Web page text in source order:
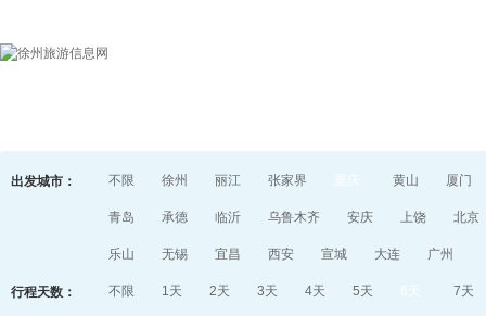
出发城市： 不限 徐州 丽江 张家界 黄山 厦门
青岛 承德 临沂 乌鲁木齐 安庆 上饶 北京
乐山 无锡 宜昌 西安 宣城 大连 广州
行程天数： 不限 1天 2天 3天 4天 5天 7天